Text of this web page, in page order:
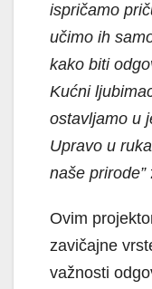
ispričamo
učimo ih
kako biti
Kućni
ostavljamo u
Upravo u
naše prirode”
Ovim
zavičajne
važnosti